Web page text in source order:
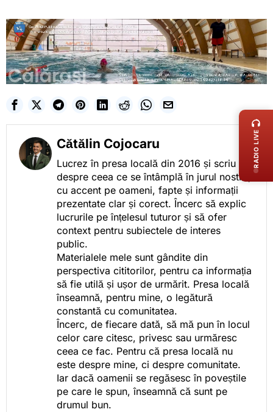
Cătălin Cojocaru
Lucrez în presa locală din 2016 și scriu
despre ceea ce se întâmplă în jurul nostru,
cu accent pe oameni, fapte și informații
prezentate clar și corect. Încerc să explic
lucrurile pe înțelesul tuturor și să ofer
context pentru subiectele de interes
public.
Materialele mele sunt gândite din
perspectiva cititorilor, pentru ca informația
să fie utilă și ușor de urmărit. Presa locală
înseamnă, pentru mine, o legătură
constantă cu comunitatea.
Încerc, de fiecare dată, să mă pun în locul
celor care citesc, privesc sau urmăresc
ceea ce fac. Pentru că presa locală nu
este despre mine, ci despre comunitate.
Iar dacă oamenii se regăsesc în poveștile
pe care le spun, înseamnă că sunt pe
drumul bun.
RADIO LIVE